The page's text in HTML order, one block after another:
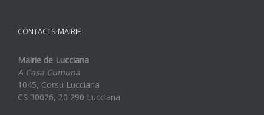
CONTACTS MAIRIE
Mairie de Lucciana
A Casa Cumuna
1045, Corsu Lucciana
CS 30026, 20 290 Lucciana